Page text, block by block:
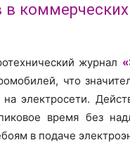
в
журнал
что
электросети.
время без
в подаче